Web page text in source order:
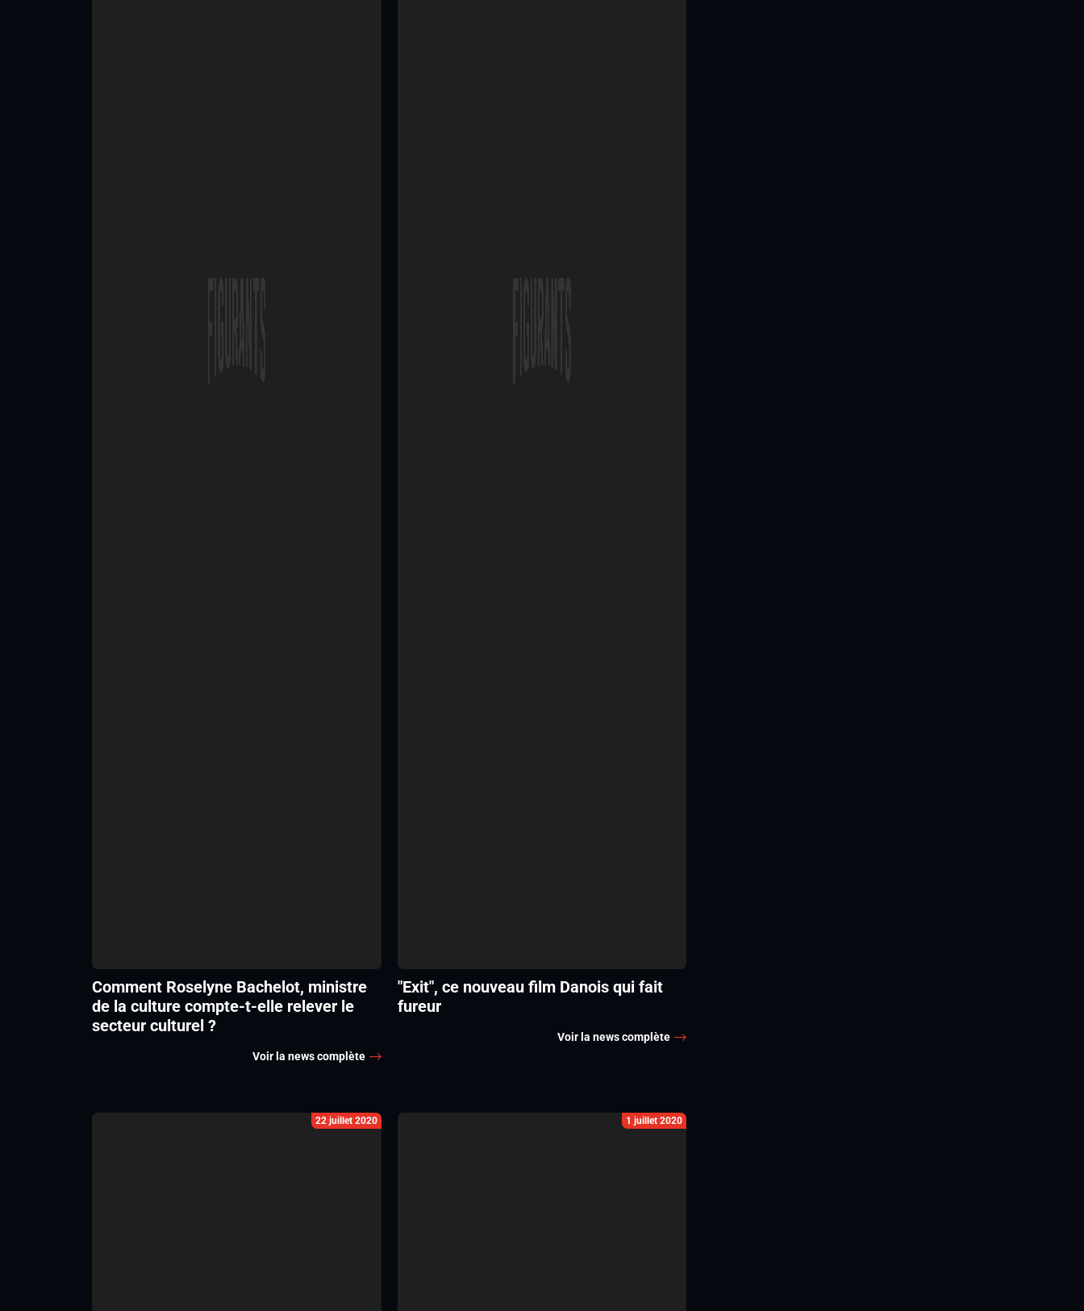
Comment Roselyne Bachelot, ministre
de la culture compte-t-elle relever le
secteur culturel ?
Voir la news complète
"Exit", ce nouveau film Danois qui fait
fureur
Voir la news complète
22 juillet 2020 1 juillet 2020